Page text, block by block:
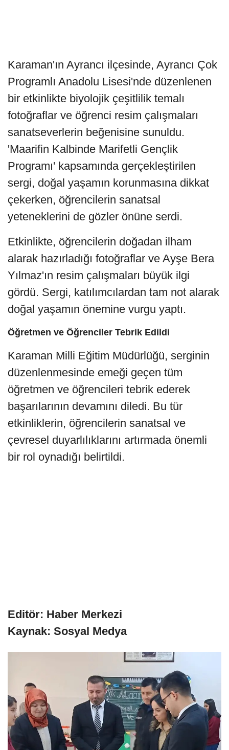
Karaman'ın Ayrancı ilçesinde, Ayrancı Çok
Programlı Anadolu Lisesi'nde düzenlenen
bir etkinlikte biyolojik çeşitlilik temalı
fotoğraflar ve öğrenci resim çalışmaları
sanatseverlerin beğenisine sunuldu.
'Maarifin Kalbinde Marifetli Gençlik
Programı' kapsamında gerçekleştirilen
sergi, doğal yaşamın korunmasına dikkat
çekerken, öğrencilerin sanatsal
yeteneklerini de gözler önüne serdi.
Etkinlikte, öğrencilerin doğadan ilham
alarak hazırladığı fotoğraflar ve Ayşe Bera
Yılmaz'ın resim çalışmaları büyük ilgi
gördü. Sergi, katılımcılardan tam not alarak
doğal yaşamın önemine vurgu yaptı.
Öğretmen ve Öğrenciler Tebrik Edildi
Karaman Milli Eğitim Müdürlüğü, serginin
düzenlenmesinde emeği geçen tüm
öğretmen ve öğrencileri tebrik ederek
başarılarının devamını diledi. Bu tür
etkinliklerin, öğrencilerin sanatsal ve
çevresel duyarlılıklarını artırmada önemli
bir rol oynadığı belirtildi.
Editör: Haber Merkezi
Kaynak: Sosyal Medya